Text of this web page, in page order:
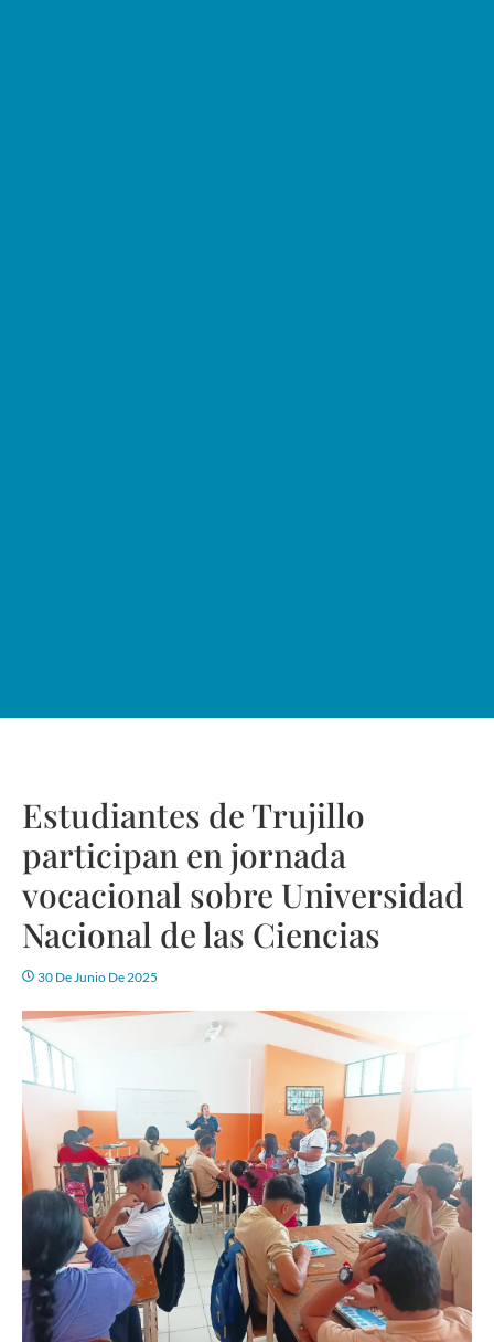
Estudiantes de Trujillo
participan en jornada
vocacional sobre Universidad
Nacional de las Ciencias
30 De Junio De 2025